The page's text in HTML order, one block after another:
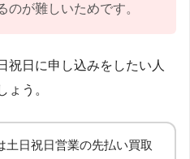
のが難しいためです。
祝日に申し込みをしたい人
ょう。
土日祝日営業の先払い買取